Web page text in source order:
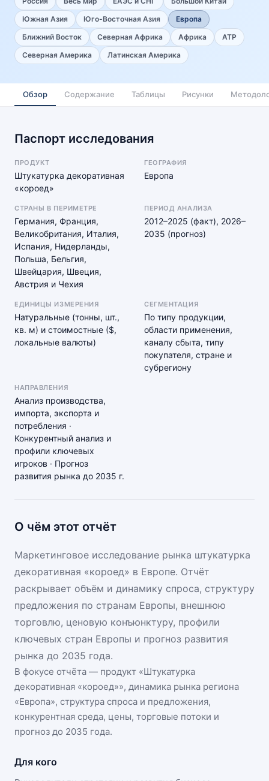
Южная Азия
Юго-Восточная Азия
Европа
Ближний Восток
Северная Африка Африка
АТР
Северная Америка
Латинская Америка
Обзор Содержание Таблицы Рисунки
Паспорт исследования
ПРОДУКТ
Штукатурка декоративная
«короед»
ГЕОГРАФИЯ
Европа
СТРАНЫ В ПЕРИМЕТРЕ
Германия, Франция,
Великобритания, Италия,
Испания, Нидерланды,
Польша, Бельгия,
Швейцария, Швеция,
Австрия и Чехия
ПЕРИОД АНАЛИЗА
2012–2025 (факт), 2026–
2035 (прогноз)
ЕДИНИЦЫ ИЗМЕРЕНИЯ
Натуральные (тонны, шт.,
кв. м) и стоимостные ($,
локальные валюты)
СЕГМЕНТАЦИЯ
По типу продукции,
области применения,
каналу сбыта, типу
покупателя, стране и
субрегиону
НАПРАВЛЕНИЯ
Анализ производства,
импорта, экспорта и
потребления ·
Конкурентный анализ и
профили ключевых
игроков · Прогноз
развития рынка до 2035 г.
О чём этот отчёт
Маркетинговое исследование рынка штукатурка
декоративная «короед» в Европе. Отчёт
раскрывает объём и динамику спроса, структуру
предложения по странам Европы, внешнюю
торговлю, ценовую конъюнктуру, профили
ключевых стран Европы и прогноз развития
рынка до 2035 года.
В фокусе отчёта — продукт «Штукатурка
декоративная «короед»», динамика рынка региона
«Европа», структура спроса и предложения,
конкурентная среда, цены, торговые потоки и
прогноз до 2035 года.
Для кого